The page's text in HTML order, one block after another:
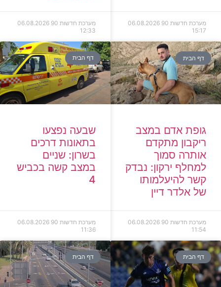
מערכת חדשות 90
06.08.2026
15:17
מערכת חדשות 90
06.08.2026
12:33
דף הבית
גופת אדם במצב
ריקבון מתקדם
אותרה סמוך
למחלף ירקון: נבדק
קשר להיעלמותו
של אלדר דיין
מערכת חדשות 90
06.08.2026
11:54
דף הבית
שבעה נפצעו
בתאונות דרכים
בשרון: שניים
במצב קשה בכביש
4
מערכת חדשות 90
06.08.2026
11:36
דף הבית דף הבית